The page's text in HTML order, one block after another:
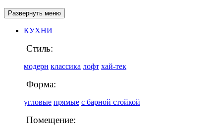
Развернуть меню
КУХНИ
Стиль:
модерн классика лофт хай-тек
Форма:
угловые прямые с барной стойкой
Помещение: